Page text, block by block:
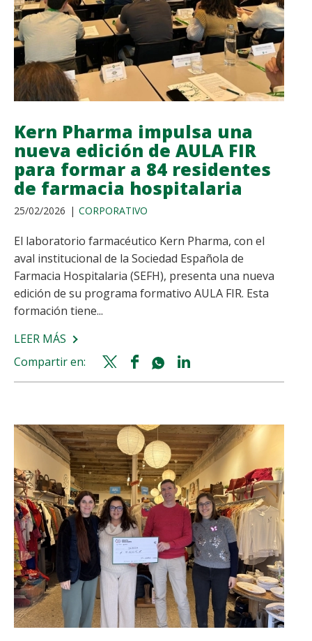
DE
10.000€
PARA
LA
ASOCIACIÓN
ESPAÑOLA
EL
CÁNCER
(AECC)
Kern Pharma impulsa una
nueva edición de AULA FIR
para formar a 84 residentes
de farmacia hospitalaria
25/02/2026 CORPORATIVO
El laboratorio farmacéutico Kern Pharma, con el
aval institucional de la Sociedad Española de
Farmacia Hospitalaria (SEFH), presenta una nueva
edición de su programa formativo AULA FIR. Esta
formación tiene...
LEER MÁS SOBRE
KERN
NUEVA
EDICIÓN
DE
AULA
FIR
PARA
FORMAR
84
RESIDENTES
FARMACIA
Compartir en:
Twitter
share
Facebook
share
Whatsapp
shareshare